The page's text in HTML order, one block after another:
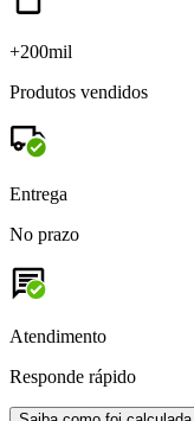
+200mil
Produtos vendidos
Entrega
No prazo
Atendimento
Responde rápido